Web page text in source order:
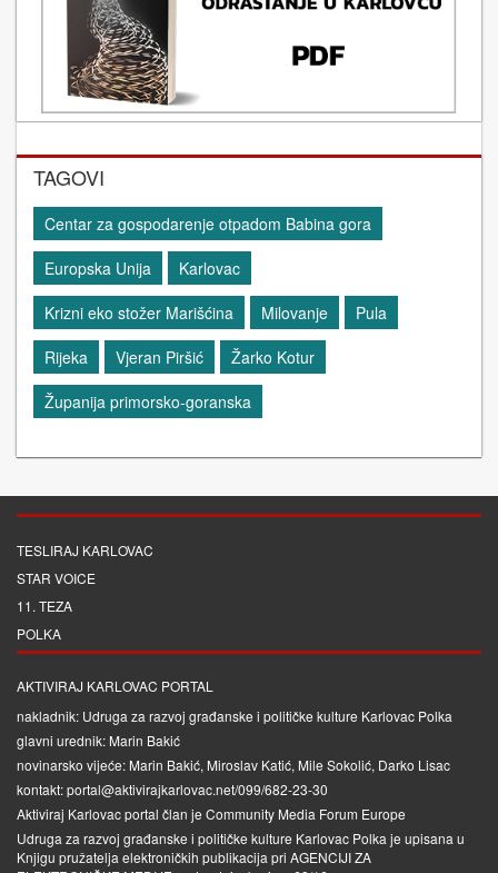
TAGOVI
Centar za gospodarenje otpadom Babina gora
Europska Unija
Karlovac
Krizni eko stožer Marišćina
Milovanje
Pula
Rijeka
Vjeran Piršić
Žarko Kotur
Županija primorsko-goranska
TESLIRAJ KARLOVAC
STAR VOICE
11. TEZA
POLKA
AKTIVIRAJ KARLOVAC PORTAL
nakladnik: Udruga za razvoj građanske i političke kulture Karlovac Polka
glavni urednik: Marin Bakić
novinarsko vijeće: Marin Bakić, Miroslav Katić, Mile Sokolić, Darko Lisac
kontakt: portal@aktivirajkarlovac.net/099/682-23-30
Aktiviraj Karlovac portal član je Community Media Forum Europe
Udruga za razvoj građanske i političke kulture Karlovac Polka je upisana u
Knjigu pružatelja elektroničkih publikacija pri AGENCIJI ZA